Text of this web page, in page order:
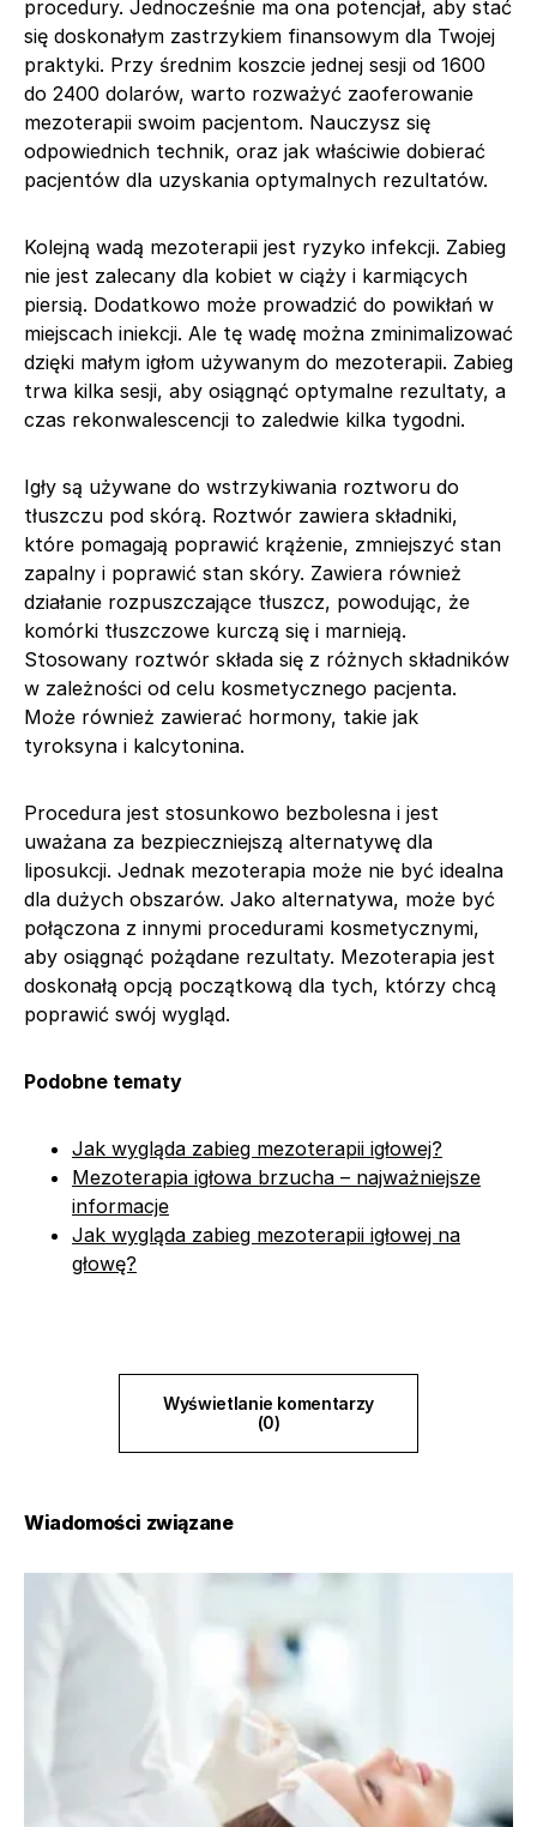
procedury. Jednocześnie ma ona potencjał, aby stać
się doskonałym zastrzykiem finansowym dla Twojej
praktyki. Przy średnim koszcie jednej sesji od 1600
do 2400 dolarów, warto rozważyć zaoferowanie
mezoterapii swoim pacjentom. Nauczysz się
odpowiednich technik, oraz jak właściwie dobierać
pacjentów dla uzyskania optymalnych rezultatów.
Kolejną wadą mezoterapii jest ryzyko infekcji. Zabieg
nie jest zalecany dla kobiet w ciąży i karmiących
piersią. Dodatkowo może prowadzić do powikłań w
miejscach iniekcji. Ale tę wadę można zminimalizować
dzięki małym igłom używanym do mezoterapii. Zabieg
trwa kilka sesji, aby osiągnąć optymalne rezultaty, a
czas rekonwalescencji to zaledwie kilka tygodni.
Igły są używane do wstrzykiwania roztworu do
tłuszczu pod skórą. Roztwór zawiera składniki,
które pomagają poprawić krążenie, zmniejszyć stan
zapalny i poprawić stan skóry. Zawiera również
działanie rozpuszczające tłuszcz, powodując, że
komórki tłuszczowe kurczą się i marnieją.
Stosowany roztwór składa się z różnych składników
w zależności od celu kosmetycznego pacjenta.
Może również zawierać hormony, takie jak
tyroksyna i kalcytonina.
Procedura jest stosunkowo bezbolesna i jest
uważana za bezpieczniejszą alternatywę dla
liposukcji. Jednak mezoterapia może nie być idealna
dla dużych obszarów. Jako alternatywa, może być
połączona z innymi procedurami kosmetycznymi,
aby osiągnąć pożądane rezultaty. Mezoterapia jest
doskonałą opcją początkową dla tych, którzy chcą
poprawić swój wygląd.
Podobne tematy
Jak wygląda zabieg mezoterapii igłowej?
Mezoterapia igłowa brzucha – najważniejsze
informacje
Jak wygląda zabieg mezoterapii igłowej na
głowę?
Wyświetlanie komentarzy
(0)
Wiadomości związane